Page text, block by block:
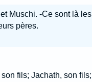
Muschi. -Ce sont là les
pères.
fils; Jachath, son fils;